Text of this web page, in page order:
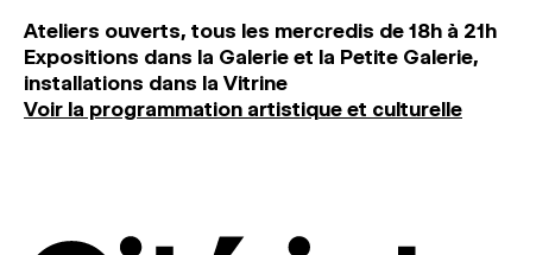
Ateliers ouverts, tous les mercredis de 18h à 21h
Expositions dans la Galerie et la Petite Galerie,
installations dans la Vitrine
Voir la programmation artistique et culturelle